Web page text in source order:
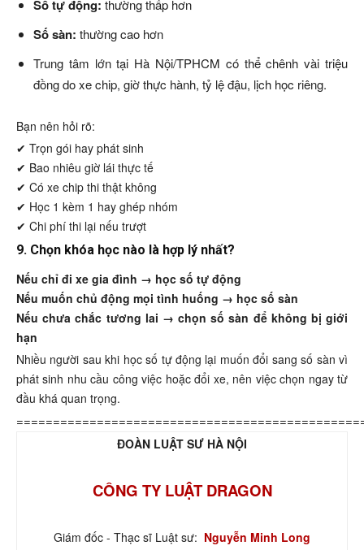
Số tự động: thường thấp hơn
Số sàn: thường cao hơn
Trung tâm lớn tại Hà Nội/TPHCM có thể chênh vài triệu
đồng do xe chip, giờ thực hành, tỷ lệ đậu, lịch học riêng.
Bạn nên hỏi rõ:
✔ Trọn gói hay phát sinh
✔ Bao nhiêu giờ lái thực tế
✔ Có xe chip thi thật không
✔ Học 1 kèm 1 hay ghép nhóm
✔ Chi phí thi lại nếu trượt
9. Chọn khóa học nào là hợp lý nhất?
Nếu chỉ đi xe gia đình → học số tự động
Nếu muốn chủ động mọi tình huống → học số sàn
Nếu chưa chắc tương lai → chọn số sàn để không bị giới
hạn
Nhiều người sau khi học số tự động lại muốn đổi sang số sàn vì
phát sinh nhu cầu công việc hoặc đổi xe, nên việc chọn ngay từ
đầu khá quan trọng.
ĐOÀN LUẬT SƯ HÀ NỘI
CÔNG TY LUẬT DRAGON
Giám đốc - Thạc sĩ Luật sư: Nguyễn Minh Long